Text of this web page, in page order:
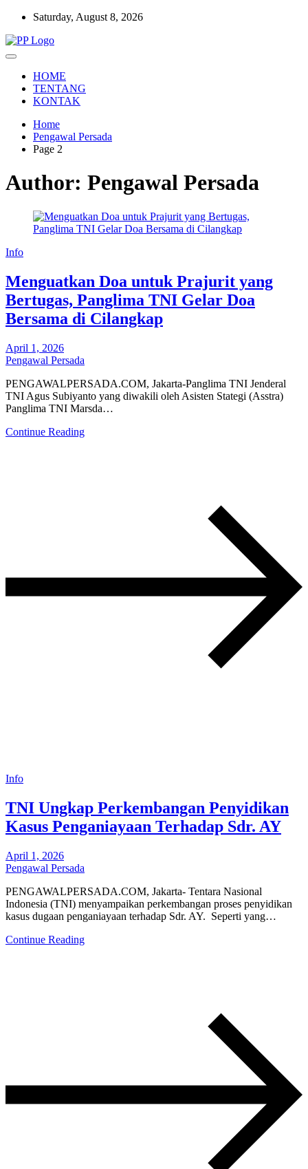
Skip
content
Saturday, August 8, 2026
Pengawal Persada
HOME
TENTANG
KONTAK
Home
Pengawal Persada
Page 2
Author: Pengawal Persada
Info
Menguatkan Doa untuk Prajurit yang
Bertugas, Panglima TNI Gelar Doa
Bersama di Cilangkap
April 1, 2026
Pengawal Persada
PENGAWALPERSADA.COM, Jakarta-Panglima TNI Jenderal
TNI Agus Subiyanto yang diwakili oleh Asisten Stategi (Asstra)
Panglima TNI Marsda…
Continue Reading
Info
TNI Ungkap Perkembangan Penyidikan
Kasus Penganiayaan Terhadap Sdr. AY
April 1, 2026
Pengawal Persada
PENGAWALPERSADA.COM, Jakarta- Tentara Nasional
Indonesia (TNI) menyampaikan perkembangan proses penyidikan
kasus dugaan penganiayaan terhadap Sdr. AY. Seperti yang…
Continue Reading